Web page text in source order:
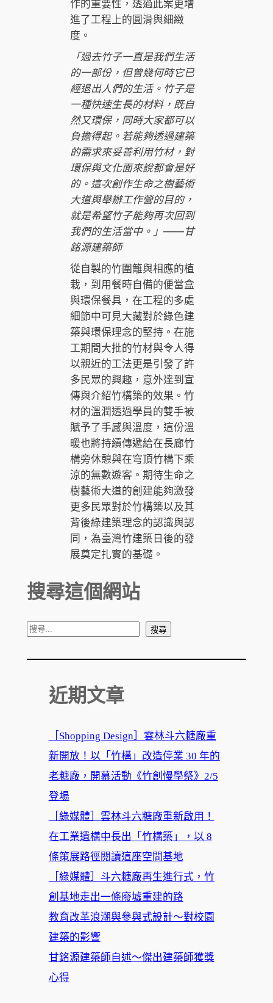
作的重要性，透過此案更增
進了工程上的圓滑與細緻
度。
「過去竹子一直是我們生活
的一部份，但曾幾何時它已
經退出人們的生活。竹子是
一種快速生長的材料，既自
然又環保，同時大家都可以
負擔得起。若能夠透過建築
的需求來妥善利用竹材，對
環保與文化面來說都會是好
的。這次創作生命之樹藝術
大道與舉辦工作營的目的，
就是希望竹子能夠再次回到
我們的生活當中。」——甘
銘源建築師
從自製的竹圍籬與相應的植
栽，到用餐時自備的便當盒
與環保餐具，在工程的多處
細節中可見大藏對於綠色建
築與環保理念的堅持。在施
工期間大批的竹材與令人得
以親近的工法更是引發了許
多民眾的興趣，意外達到宣
傳與介紹竹構築的效果。竹
材的溫潤透過學員的雙手被
賦予了手感與溫度，這份溫
暖也將持續傳遞給在長廊竹
構旁休憩與在穹頂竹構下乘
涼的無數遊客。期待生命之
樹藝術大道的創建能夠激發
更多民眾對於竹構築以及其
背後綠建築理念的認識與認
同，為臺灣竹建築日後的發
展奠定扎實的基礎。
搜尋這個網站
搜
搜尋
近期文章
［Shopping Design］雲林斗六糖廠重
新開放！以「竹構」改造停業 30 年的
老糖廠，開幕活動《竹創慢學祭》2/5
登場
［綠媒體］雲林斗六糖廠重新啟用！
在工業遺構中長出「竹構築」，以 8
條策展路徑閱讀這座空間基地
［綠媒體］斗六糖廠再生進行式，竹
創基地走出一條廢墟重建的路
教育改革浪潮與參與式設計～對校園
建築的影響
甘銘源建築師自述～傑出建築師獲獎
心得